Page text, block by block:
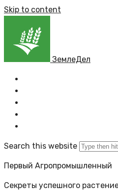
Skip to content
ЗемлеДел
Search this website
Первый Агропромышленный
Секреты успешного